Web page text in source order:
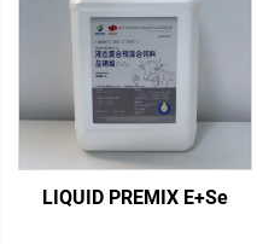
LIQUID PREMIX E+Se